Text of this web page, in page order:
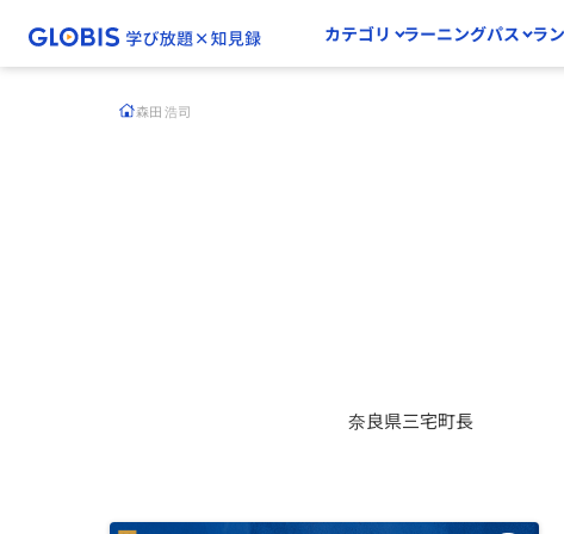
カテゴリ ラーニングパス ラ
森田 浩司
奈良県三宅町長